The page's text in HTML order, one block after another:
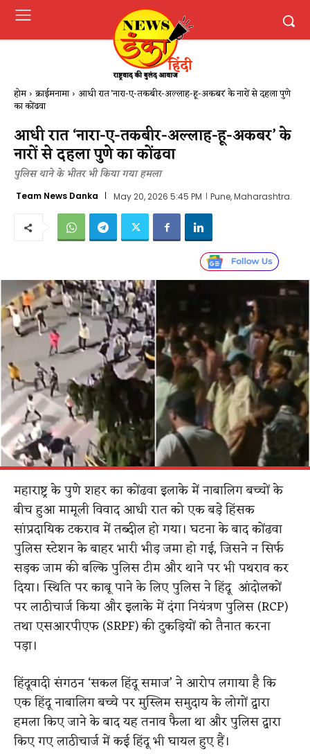
होम क्राईमनामा आधी रात 'नारा-ए-तकबीर-अल्लाह-हू-अकबर' के नारों से दहला पुणे
का कोंढवा
आधी रात ‘नारा-ए-तकबीर-अल्लाह-हू-अकबर’ के
नारों से दहला पुणे का कोंढवा
पुलिस थाने के भीतर भी किया गया हमला
Team News Danka May 20, 2026 5:45 PM Pune, Maharashtra.
महाराष्ट्र के पुणे शहर का कोंढवा इलाके में नाबालिग बच्चों के
बीच हुआ मामूली विवाद आधी रात को एक बड़े हिंसक
सांप्रदायिक टकराव में तब्दील हो गया।घटना के बाद कोंढवा
पुलिस स्टेशन के बाहर भारी भीड़ जमा हो गई, जिसने न सिर्फ
सड़क जाम की बल्कि पुलिस टीम और थाने पर भी पथराव कर
दिया। स्थिति पर काबू पाने के लिए पुलिस ने हिंदू आंदोलकों
पर लाठीचार्ज किया और इलाके में दंगा नियंत्रण पुलिस (RCP)
तथा एसआरपीएफ (SRPF) की टुकड़ियों को तैनात करना
पड़ा।
हिंदूवादी संगठन ‘सकल हिंदू समाज’ ने आरोप लगाया है कि
एक हिंदू नाबालिग बच्चे पर मुस्लिम समुदाय के लोगों द्वारा
हमला किए जाने के बाद यह तनाव फैला था और पुलिस द्वारा
किए गए लाठीचार्ज में कई हिंदू भी घायल हुए हैं।